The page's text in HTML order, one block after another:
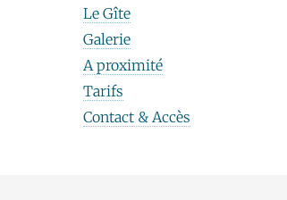
Le Gîte
Galerie
A proximité
Tarifs
Contact & Accès